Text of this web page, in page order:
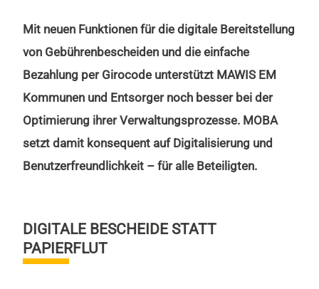
Mit neuen Funktionen für die digitale Bereitstellung
von Gebührenbescheiden und die einfache
Bezahlung per Girocode unterstützt MAWIS EM
Kommunen und Entsorger noch besser bei der
Optimierung ihrer Verwaltungsprozesse. MOBA
setzt damit konsequent auf Digitalisierung und
Benutzerfreundlichkeit – für alle Beteiligten.
DIGITALE BESCHEIDE STATT
PAPIERFLUT